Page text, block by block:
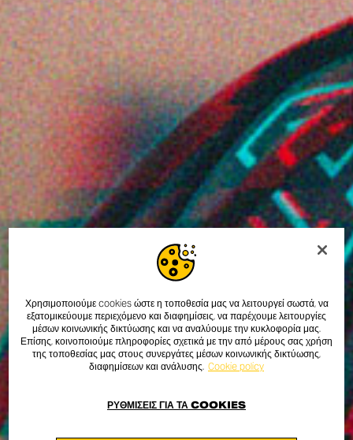
Χρησιμοποιούμε cookies ώστε η τοποθεσία μας να λειτουργεί σωστά, να
εξατομικεύουμε περιεχόμενο και διαφημίσεις, να παρέχουμε λειτουργίες
μέσων κοινωνικής δικτύωσης και να αναλύουμε την κυκλοφορία μας.
Επίσης, κοινοποιούμε πληροφορίες σχετικά με την από μέρους σας χρήση
της τοποθεσίας μας στους συνεργάτες μέσων κοινωνικής δικτύωσης,
διαφημίσεων και ανάλυσης. Cookie policy
ΡΥΘΜΊΣΕΙΣ ΓΙΑ ΤΑ COOKIES